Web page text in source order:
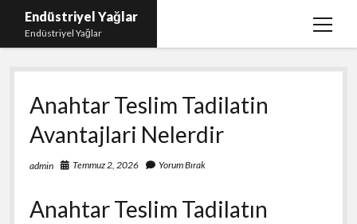
Endüstriyel Yağlar
Endüstriyel Yağlar
menüyü
Igtv Yorum Hilesi Ücretsiz
Instagram Gizli Hesap Görme Uygulamasız
Linkedin Beğeni Yükleme
Liste
Ücretsiz Şifresiz Twitter Beğeni Hilesi
Anahtar Teslim Tadilatin
Avantajlari Nelerdir
admin Temmuz 2, 2026 Yorum Bırak
Anahtar Teslim Tadilatın